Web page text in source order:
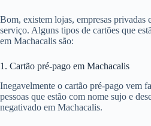
Bom, existem lojas, empresas privadas
serviço. Alguns tipos de cartões que
em Machacalis são:
1. Cartão pré-pago em Machacalis
Inegavelmente o cartão pré-pago vem
pessoas que estão com nome sujo e
negativado em Machacalis.